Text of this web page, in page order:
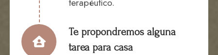
terapéutico.
Te propondremos alguna
tarea para casa